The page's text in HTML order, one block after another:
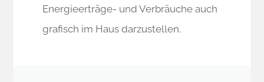
Energieerträge- und Verbräuche auch
grafisch im Haus darzustellen.